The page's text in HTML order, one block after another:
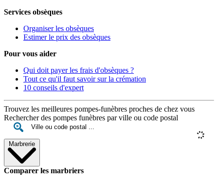
Services obsèques
Organiser les obsèques
Estimer le prix des obsèques
Pour vous aider
Qui doit payer les frais d'obsèques ?
Tout ce qu'il faut savoir sur la crémation
10 conseils d'expert
Trouvez les meilleures pompes-funèbres proches de chez vous
Rechercher des pompes funèbres par ville ou code postal
Marbrerie
Comparer les marbriers